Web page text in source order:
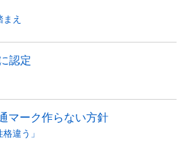
え
認定
マーク作らない方針
違う」